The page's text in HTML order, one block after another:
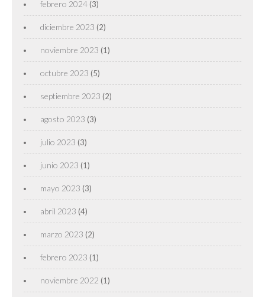
febrero 2024 (3)
diciembre 2023 (2)
noviembre 2023 (1)
octubre 2023 (5)
septiembre 2023 (2)
agosto 2023 (3)
julio 2023 (3)
junio 2023 (1)
mayo 2023 (3)
abril 2023 (4)
marzo 2023 (2)
febrero 2023 (1)
noviembre 2022 (1)